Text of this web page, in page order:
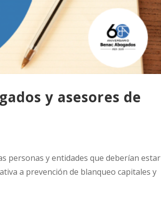
y asesores de
personas y entidades que deberían estar
a prevención de blanqueo capitales y